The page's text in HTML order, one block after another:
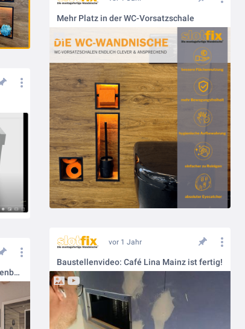
Mehr Platz in der WC-Vorsatzschale
vor 1 Jahr
Baustellenvideo: Café Lina Mainz ist fertig!
Vorher/Nachher Visualisierung Trockenbau